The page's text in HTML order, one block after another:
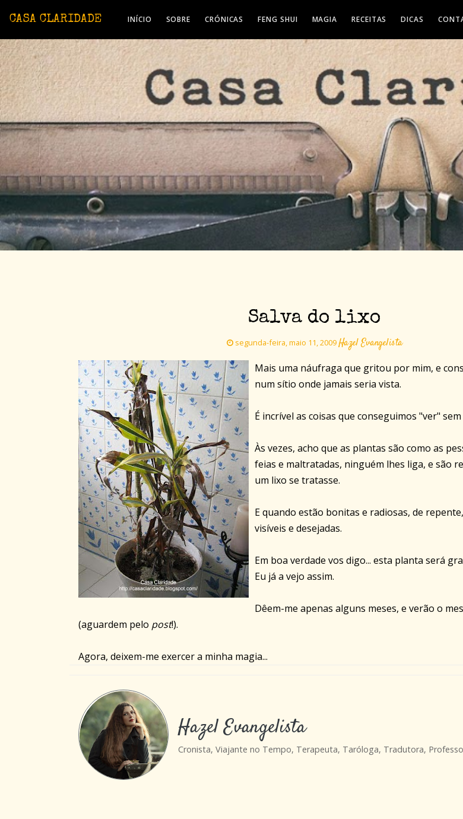
CASA CLARIDADE INÍCIO SOBRE CRÓNICAS FENG SHUI MAGIA RECEITAS DICAS
Salva do lixo
segunda-feira, maio 11, 2009Hazel Evangelista
Mais uma náufraga que gritou por mim, e
num sítio onde jamais seria vista.
É incrível as coisas que conseguimos "ver"
Às vezes, acho que as plantas são como as
feias e maltratadas, ninguém lhes liga, e são
um lixo se tratasse.
E quando estão bonitas e radiosas, de
visíveis e desejadas.
Em boa verdade vos digo... esta planta será
Eu já a vejo assim.
Dêem-me apenas alguns meses, e verão o
(aguardem pelo post!).
Agora, deixem-me exercer a minha magia...
Hazel Evangelista
Cronista, Viajante no Tempo, Terapeuta, Taróloga, Tradutora,